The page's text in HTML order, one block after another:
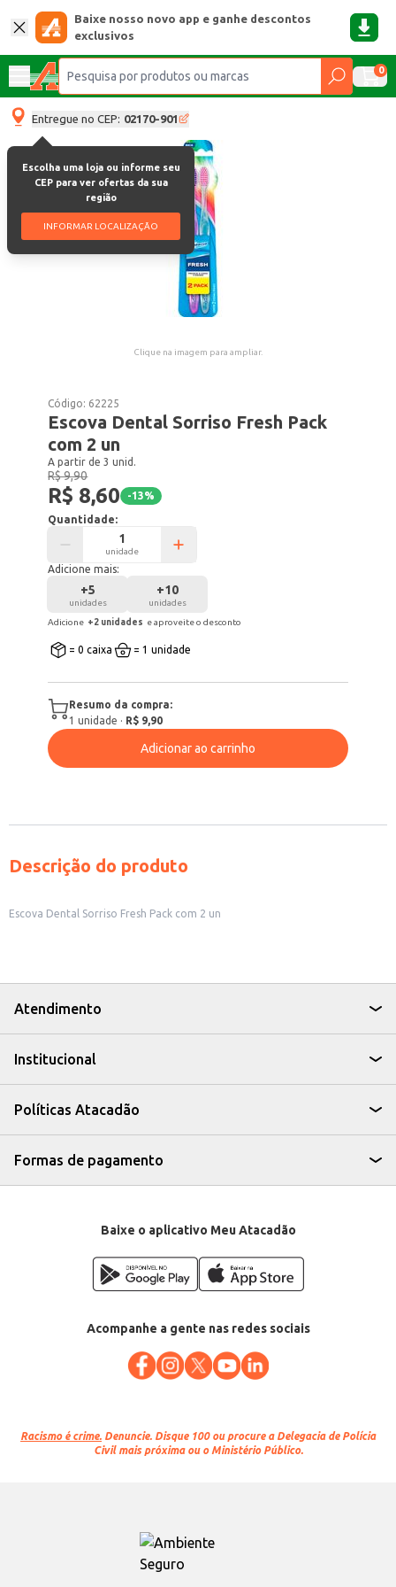
Baixe nosso novo app e ganhe descontos
exclusivos
0
Entregue no CEP: 02170-901
Escolha uma loja ou informe seu
CEP para ver ofertas da sua
região
INFORMAR LOCALIZAÇÃO
Clique na imagem para ampliar.
Código: 62225
Escova Dental Sorriso Fresh Pack
com 2 un
A partir de 3 unid.
R$ 9,90
R$ 8,60 -13%
Quantidade:
unidade
Adicione mais:
+5
unidades
+10
unidades
Adicione +2 unidades e aproveite o desconto
= 0 caixa = 1 unidade
Resumo da compra:
1 unidade · R$ 9,90
Adicionar ao carrinho
Descrição do produto
Escova Dental Sorriso Fresh Pack com 2 un
Atendimento
Institucional
Políticas Atacadão
Formas de pagamento
Baixe o aplicativo Meu Atacadão
Acompanhe a gente nas redes sociais
Racismo é crime. Denuncie. Disque 100 ou procure a Delegacia de Polícia
Civil mais próxima ou o Ministério Público.